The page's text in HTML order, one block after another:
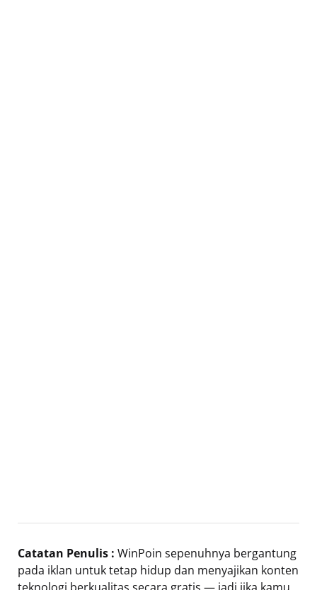
Catatan Penulis : WinPoin sepenuhnya bergantung
pada iklan untuk tetap hidup dan menyajikan konten